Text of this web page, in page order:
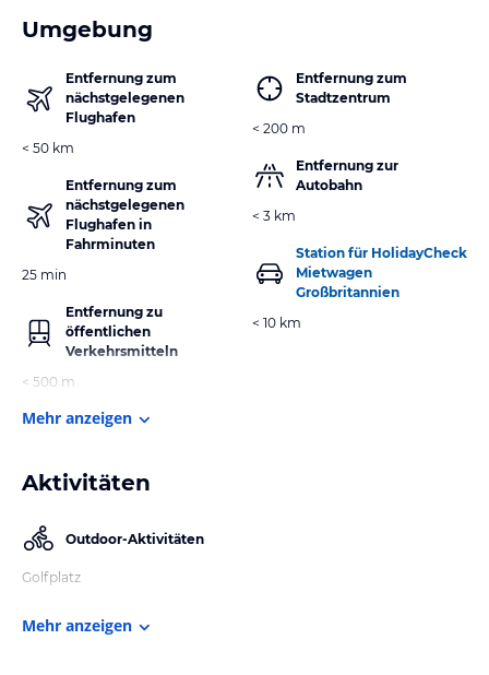
Umgebung
Entfernung zum
nächstgelegenen
Flughafen
< 50 km
Entfernung zum
nächstgelegenen
Flughafen in
Fahrminuten
25 min
Entfernung zu
öffentlichen
Verkehrsmitteln
< 500 m
Entfernung zum
Stadtzentrum
< 200 m
Entfernung zur
Autobahn
< 3 km
Station für HolidayCheck
Mietwagen
Großbritannien
< 10 km
Mehr anzeigen
Aktivitäten
Outdoor-Aktivitäten
Golfplatz
Mehr anzeigen